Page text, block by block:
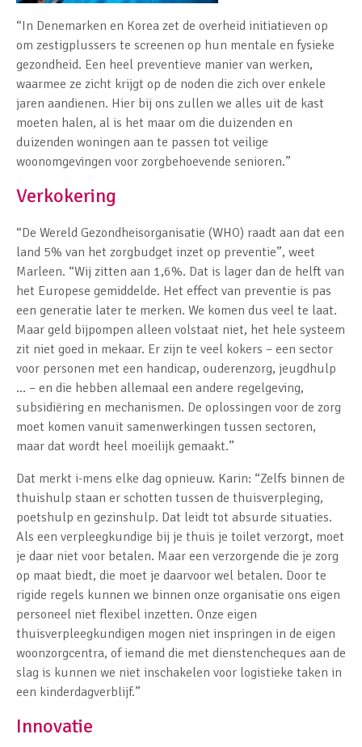
“In Denemarken en Korea zet de overheid initiatieven op
om zestigplussers te screenen op hun mentale en fysieke
gezondheid. Een heel preventieve manier van werken,
waarmee ze zicht krijgt op de noden die zich over enkele
jaren aandienen. Hier bij ons zullen we alles uit de kast
moeten halen, al is het maar om die duizenden en
duizenden woningen aan te passen tot veilige
woonomgevingen voor zorgbehoevende senioren.”
Verkokering
“De Wereld Gezondheisorganisatie (WHO) raadt aan dat een
land 5% van het zorgbudget inzet op preventie”, weet
Marleen. “Wij zitten aan 1,6%. Dat is lager dan de helft van
het Europese gemiddelde. Het effect van preventie is pas
een generatie later te merken. We komen dus veel te laat.
Maar geld bijpompen alleen volstaat niet, het hele systeem
zit niet goed in mekaar. Er zijn te veel kokers – een sector
voor personen met een handicap, ouderenzorg, jeugdhulp
… – en die hebben allemaal een andere regelgeving,
subsidiëring en mechanismen. De oplossingen voor de zorg
moet komen vanuit samenwerkingen tussen sectoren,
maar dat wordt heel moeilijk gemaakt.”
Dat merkt i-mens elke dag opnieuw. Karin: “Zelfs binnen de
thuishulp staan er schotten tussen de thuisverpleging,
poetshulp en gezinshulp. Dat leidt tot absurde situaties.
Als een verpleegkundige bij je thuis je toilet verzorgt, moet
je daar niet voor betalen. Maar een verzorgende die je zorg
op maat biedt, die moet je daarvoor wel betalen. Door te
rigide regels kunnen we binnen onze organisatie ons eigen
personeel niet flexibel inzetten. Onze eigen
thuisverpleegkundigen mogen niet inspringen in de eigen
woonzorgcentra, of iemand die met dienstencheques aan de
slag is kunnen we niet inschakelen voor logistieke taken in
een kinderdagverblijf.”
Innovatie